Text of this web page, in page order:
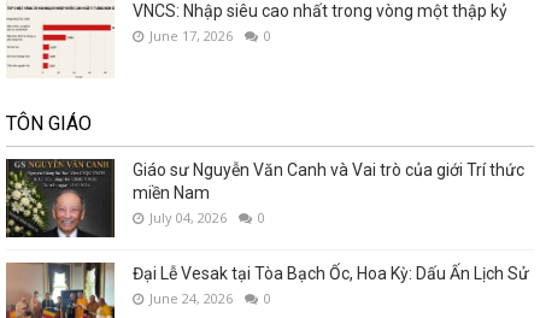
VNCS: Nhập siêu cao nhất trong vòng một thập kỷ
June 17, 2026 0
TÔN GIÁO
Giáo sư Nguyễn Văn Canh và Vai trò của giới Trí thức
miền Nam
July 04, 2026 0
Đại Lễ Vesak tại Tòa Bạch Ốc, Hoa Kỳ: Dấu Ấn Lịch Sử
June 24, 2026 0